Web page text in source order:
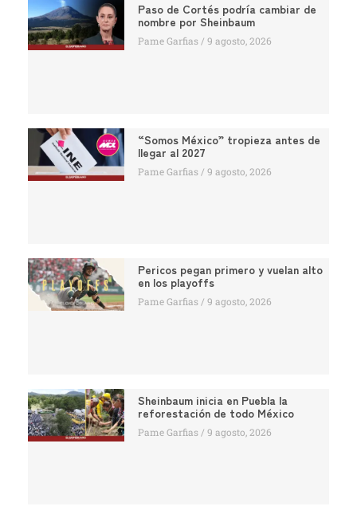
Paso de Cortés podría cambiar de
nombre por Sheinbaum
Pame Garfias 9 agosto, 2026
“Somos México” tropieza antes de
llegar al 2027
Pame Garfias 9 agosto, 2026
Pericos pegan primero y vuelan alto
en los playoffs
Pame Garfias 9 agosto, 2026
Sheinbaum inicia en Puebla la
reforestación de todo México
Pame Garfias 9 agosto, 2026